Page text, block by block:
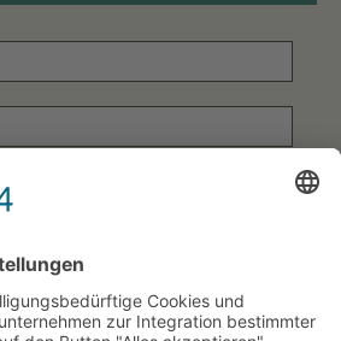
aus dem Anmeldeformular
für den Versand des
und gespeichert